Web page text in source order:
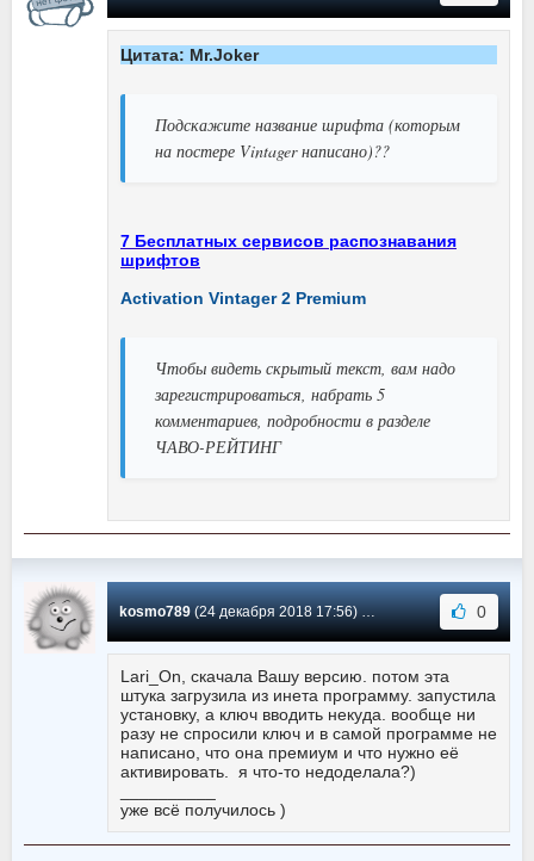
Цитата: Mr.Joker
Подскажите название шрифта (которым
на постере Vintager написано)??
7 Бесплатных сервисов распознавания
шрифтов
Activation Vintager 2 Premium
Чтобы видеть скрытый текст, вам надо
зарегистрироваться, набрать 5
комментариев, подробности в разделе
ЧАВО-РЕЙТИНГ
kosmo789(24 декабря 2018 17:56) Сообщение #-1 0
Lari_On, скачала Вашу версию. потом эта
штука загрузила из инета программу. запустила
установку, а ключ вводить некуда. вообще ни
разу не спросили ключ и в самой программе не
написано, что она премиум и что нужно её
активировать. я что-то недоделала?)
уже всё получилось )